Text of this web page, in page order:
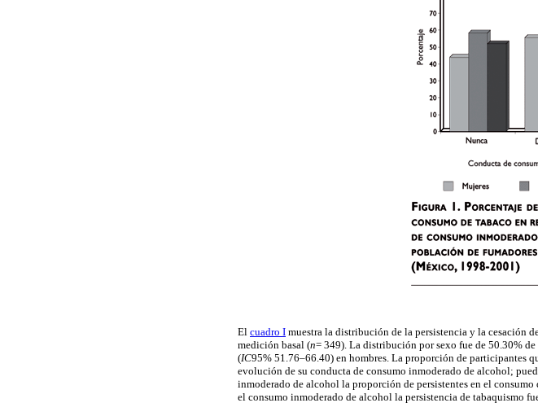
El cuadro I muestra la distribución de la persistencia y la cesación
medición basal (n= 349). La distribución por sexo fue de 50.30% de
(IC95% 51.76–66.40) en hombres. La proporción de participantes
evolución de su conducta de consumo inmoderado de alcohol;
inmoderado de alcohol la proporción de persistentes en el consumo
el consumo inmoderado de alcohol la persistencia de tabaquismo